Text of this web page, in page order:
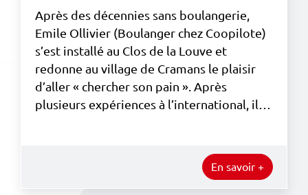
Après des décennies sans boulangerie,
Emile Ollivier (Boulanger chez Coopilote)
s’est installé au Clos de la Louve et
redonne au village de Cramans le plaisir
d’aller « chercher son pain ». Après
plusieurs expériences à l’international, il…
En savoir +